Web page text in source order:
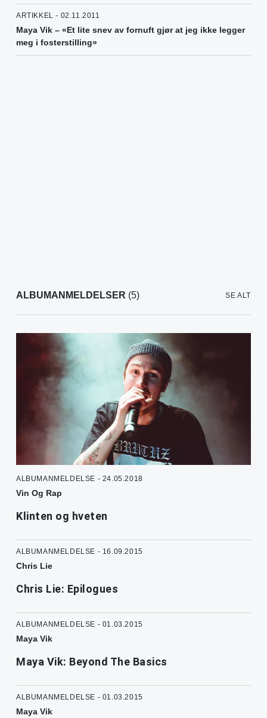
ARTIKKEL - 02.11.2011
Maya Vik – «Et lite snev av fornuft gjør at jeg ikke legger
meg i fosterstilling»
ALBUMANMELDELSER (5) SE ALT
ALBUMANMELDELSE - 24.05.2018
Vin Og Rap
Klinten og hveten
ALBUMANMELDELSE - 16.09.2015
Chris Lie
Chris Lie: Epilogues
ALBUMANMELDELSE - 01.03.2015
Maya Vik
Maya Vik: Beyond The Basics
ALBUMANMELDELSE - 01.03.2015
Maya Vik